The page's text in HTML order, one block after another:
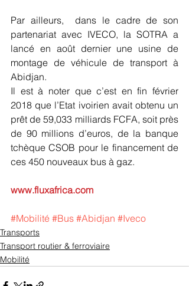
Par ailleurs,  dans le cadre de son
partenariat avec IVECO, la SOTRA a
lancé en août dernier une usine de
montage de véhicule de transport à
Abidjan.
Il est à noter que c’est en fin février
2018 que l’Etat ivoirien avait obtenu un
prêt de 59,033 milliards FCFA, soit près
de 90 millions d’euros, de la banque
tchèque CSOB pour le financement de
ces 450 nouveaux bus à gaz.
www.fluxafrica.com
#Mobilité #Bus #Abidjan #Iveco
Transports
Transport routier & ferroviaire
Mobilité